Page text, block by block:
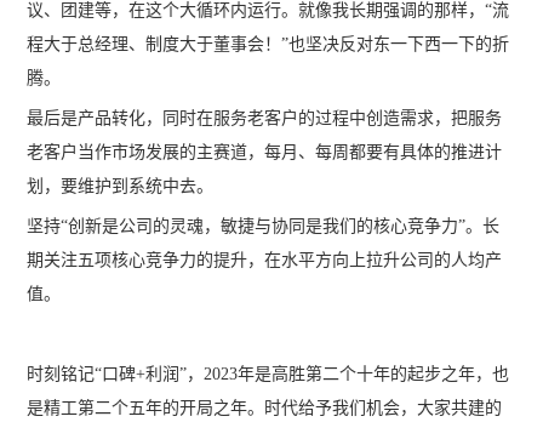
议、团建等，在这个大循环内运行。就像我长期强调的那样，“流
程大于总经理、制度大于董事会！”也坚决反对东一下西一下的折
腾。
最后是产品转化，同时在服务老客户的过程中创造需求，把服务
老客户当作市场发展的主赛道，每月、每周都要有具体的推进计
划，要维护到系统中去。
坚持“创新是公司的灵魂，敏捷与协同是我们的核心竞争力”。长
期关注五项核心竞争力的提升，在水平方向上拉升公司的人均产
值。
时刻铭记“口碑+利润”，2023年是高胜第二个十年的起步之年，也
是精工第二个五年的开局之年。时代给予我们机会，大家共建的